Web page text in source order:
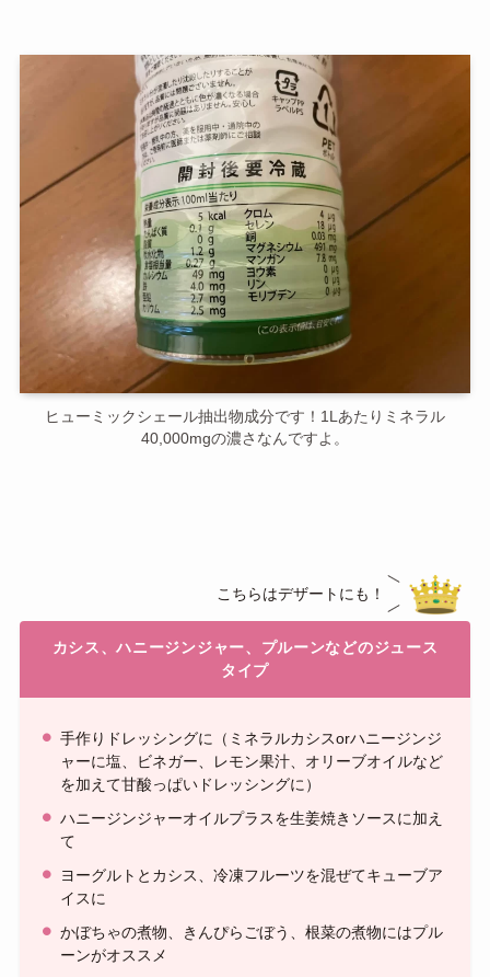
ヒューミックシェール抽出物成分です！1Lあたりミネラル
40,000mgの濃さなんですよ。
こちらはデザートにも！
カシス、ハニージンジャー、プルーンなどのジュース
タイプ
手作りドレッシングに（ミネラルカシスorハニージンジ
ャーに塩、ビネガー、レモン果汁、オリーブオイルなど
を加えて甘酸っぱいドレッシングに）
ハニージンジャーオイルプラスを生姜焼きソースに加え
て
ヨーグルトとカシス、冷凍フルーツを混ぜてキューブア
イスに
かぼちゃの煮物、きんぴらごぼう、根菜の煮物にはプル
ーンがオススメ